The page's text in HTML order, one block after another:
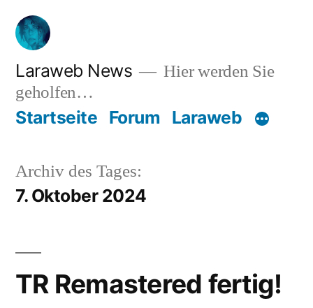
Zum
Inhalt
springen
Laraweb News
Hier werden Sie
geholfen…
Startseite Forum Laraweb
Archiv des Tages:
7. Oktober 2024
TR Remastered fertig!